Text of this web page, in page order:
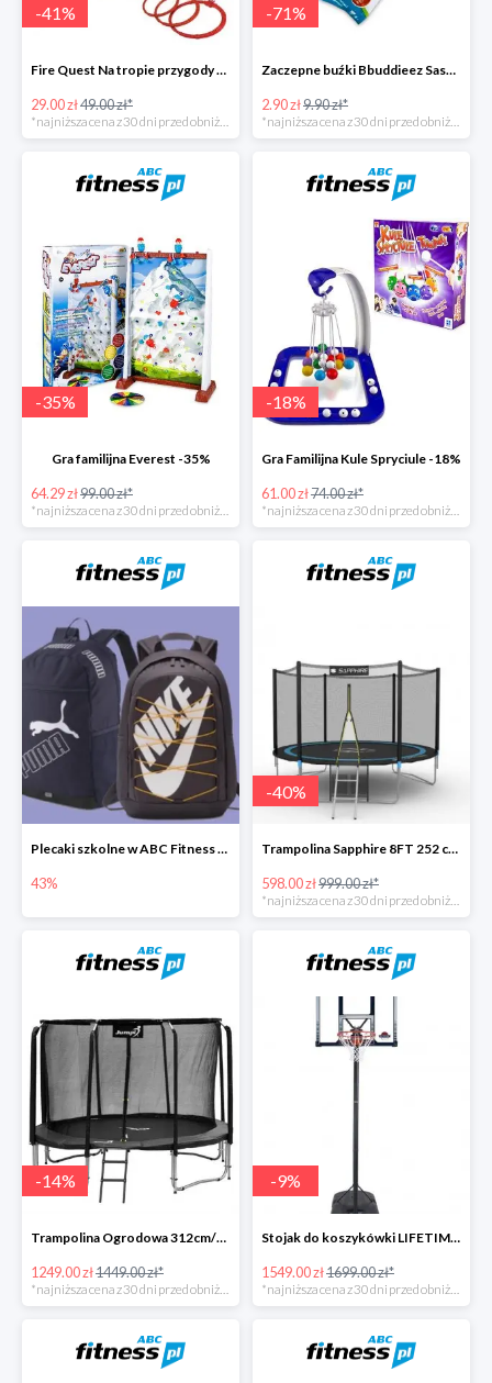
-41%
Fire Quest Na tropie przygody -41%
29.00 zł49.00 zł*
-71%
Zaczepne buźki Bbuddieez Saszetka -71%
2.90 zł9.90 zł*
-35%
Gra familijna Everest -35%
64.29 zł99.00 zł*
*najniższa cena z 30 dni przed obniżką
-18%
Gra Familijna Kule Spryciule -18%
61.00 zł74.00 zł*
*najniższa cena z 30 dni przed obniżką
Plecaki szkolne w ABC Fitness -43%
43%
-40%
Trampolina Sapphire 8FT 252 cm + drabinka GRATISY
598.00 zł999.00 zł*
-14%
Trampolina Ogrodowa 312cm/10FT Czarna z Wewnętrzną Siatką
1249.00 zł1449.00 zł*
*najniższa cena z 30 dni przed obniżką
-9%
Stojak do koszykówki LIFETIME BOSTON 90001
1549.00 zł1699.00 zł*
*najniższa cena z 30 dni przed obniżką